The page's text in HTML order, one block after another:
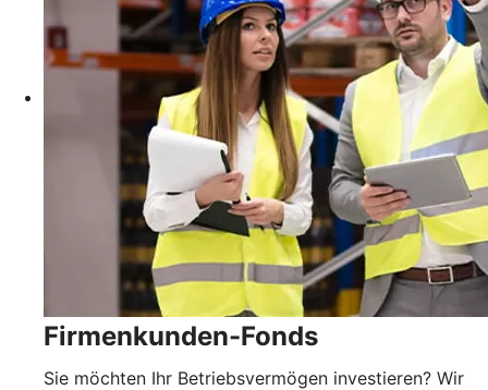
Firmenkunden-Fonds
Sie möchten Ihr Betriebsvermögen investieren? Wir